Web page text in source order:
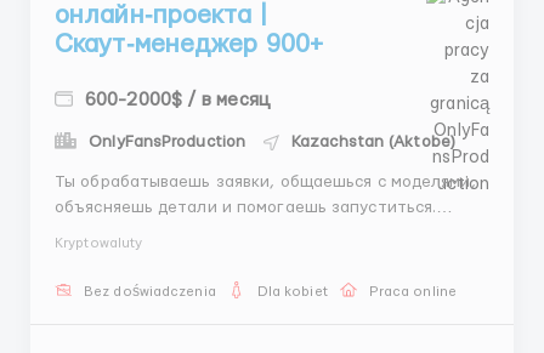
онлайн‑проекта |
Скаут‑менеджер 900+
600-2000$ / в месяц
OnlyFansProduction Kazachstan (Aktobe)
Ты обрабатываешь заявки, общаешься с моделями,
объясняешь детали и помогаешь запуститься.
Kryptowaluty
Bez doświadczenia Dla kobiet Praca online